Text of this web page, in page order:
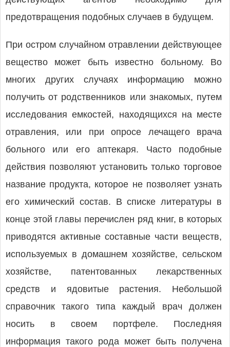
предотвращения подобных случаев в будущем.
При остром случайном отравлении действующее
вещество может быть известно больному. Во
многих других случаях информацию можно
получить от родственников или знакомых, путем
исследования емкостей, находящихся на месте
отравления, или при опросе лечащего врача
больного или его аптекаря. Часто подобные
действия позволяют установить только торговое
название продукта, которое не позволяет узнать
его химический состав. В списке литературы в
конце этой главы перечислен ряд книг, в которых
приводятся активные составные части веществ,
используемых в домашнем хозяйстве, сельском
хозяйстве, патентованных лекарственных
средств и ядовитые растения. Небольшой
справочник такого типа каждый врач должен
носить в своем портфеле. Последняя
информация такого рода может быть получена